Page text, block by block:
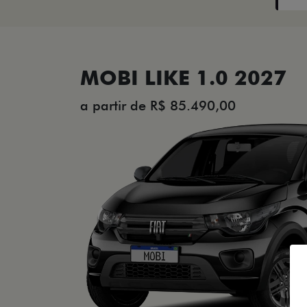
MOBI LIKE 1.0 2027
a partir de R$ 85.490,00